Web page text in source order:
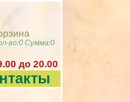
до 20.00
во:0Сумма:0